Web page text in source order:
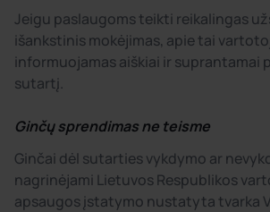
Jeigu paslaugoms teikti reikalingas
išankstinis mokėjimas, apie tai
informuojamas aiškiai ir suprantamai
sutartį.
Ginčų sprendimas ne teisme
Ginčai dėl sutarties vykdymo ar
nagrinėjami Lietuvos Respublikos
apsaugos įstatymo nustatyta tvarka